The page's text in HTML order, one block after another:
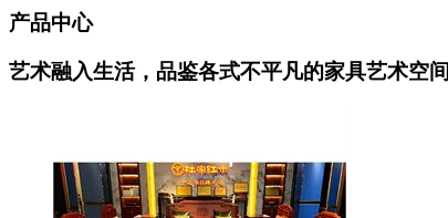
产品中心
艺术融入生活，品鉴各式不平凡的家具艺术空间